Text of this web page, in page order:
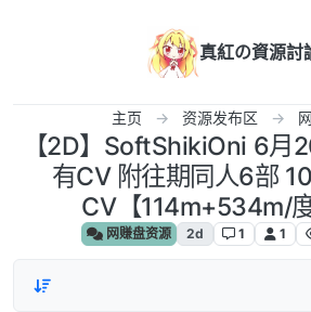
真紅の資源討
主页 资源发布区
【2D】SoftShikiOni 6月
有CV 附往期同人6部
CV【114m+534m/度
网赚盘资源 2d 1 1